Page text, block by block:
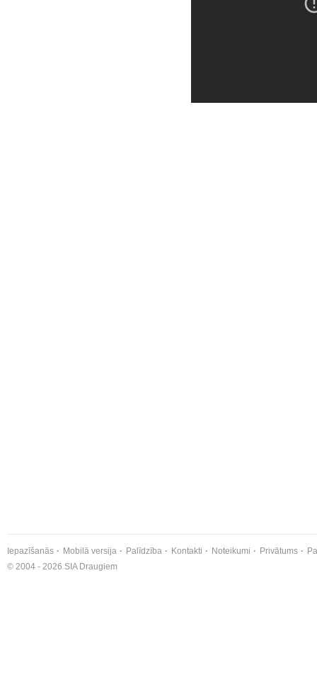
Iepazīšanās Mobilā versija Palīdzība Kontakti Noteikumi Privātums
© 2004 - 2026 SIA Draugiem